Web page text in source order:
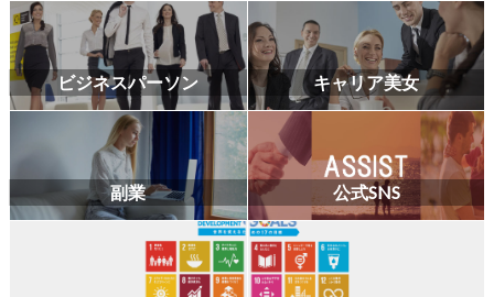
ビジネスパーソン キャリア美女
副業 公式SNS